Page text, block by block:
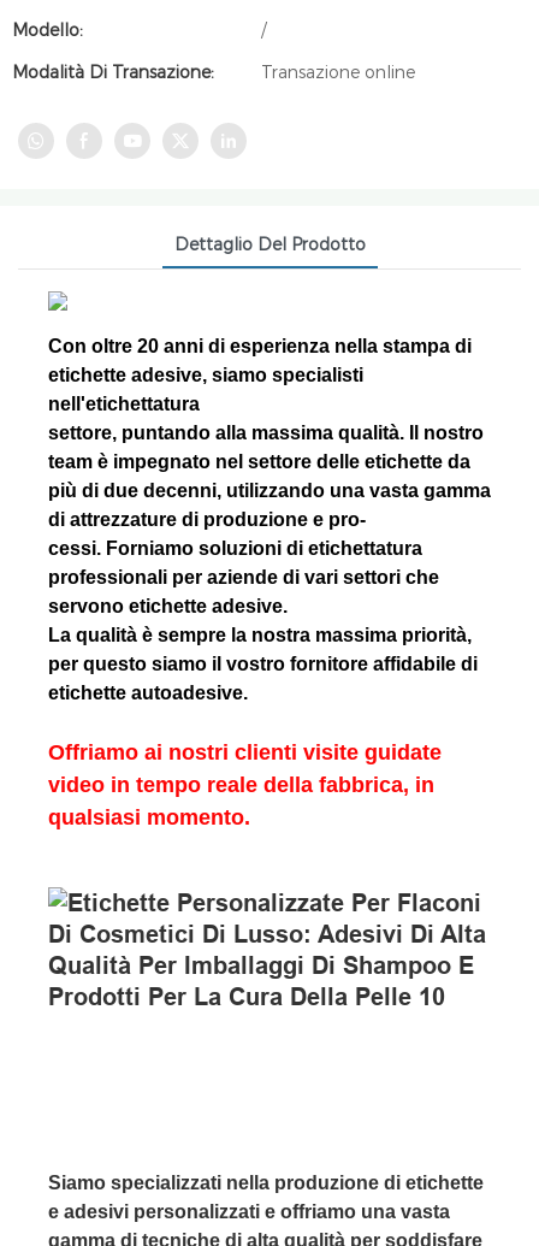
Modello:
/
Modalità Di Transazione:
Transazione online
Dettaglio Del Prodotto
Con oltre 20 anni di esperienza nella stampa di
etichette adesive, siamo specialisti
nell'etichettatura
settore, puntando alla massima qualità. Il nostro
team è impegnato nel settore delle etichette da
più di due decenni, utilizzando una vasta gamma
di attrezzature di produzione e pro-
cessi. Forniamo soluzioni di etichettatura
professionali per aziende di vari settori che
servono etichette adesive.
La qualità è sempre la nostra massima priorità,
per questo siamo il vostro fornitore affidabile di
etichette autoadesive.
Offriamo ai nostri clienti visite guidate
video in tempo reale della fabbrica, in
qualsiasi momento.
Siamo specializzati nella produzione di etichette
e adesivi personalizzati e offriamo una vasta
gamma di tecniche di alta qualità per soddisfare